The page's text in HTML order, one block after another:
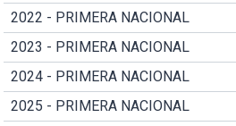
2022 - PRIMERA NACIONAL
2023 - PRIMERA NACIONAL
2024 - PRIMERA NACIONAL
2025 - PRIMERA NACIONAL